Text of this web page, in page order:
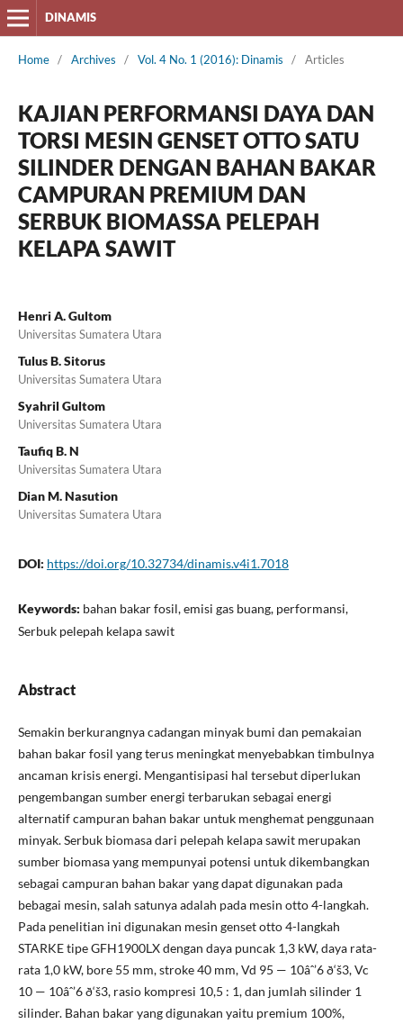
DINAMIS
Home / Archives / Vol. 4 No. 1 (2016): Dinamis / Articles
KAJIAN PERFORMANSI DAYA DAN
TORSI MESIN GENSET OTTO SATU
SILINDER DENGAN BAHAN BAKAR
CAMPURAN PREMIUM DAN
SERBUK BIOMASSA PELEPAH
KELAPA SAWIT
Henri A. Gultom
Universitas Sumatera Utara
Tulus B. Sitorus
Universitas Sumatera Utara
Syahril Gultom
Universitas Sumatera Utara
Taufiq B. N
Universitas Sumatera Utara
Dian M. Nasution
Universitas Sumatera Utara
DOI: https://doi.org/10.32734/dinamis.v4i1.7018
Keywords: bahan bakar fosil, emisi gas buang, performansi,
Serbuk pelepah kelapa sawit
Abstract
Semakin berkurangnya cadangan minyak bumi dan pemakaian
bahan bakar fosil yang terus meningkat menyebabkan timbulnya
ancaman krisis energi. Mengantisipasi hal tersebut diperlukan
pengembangan sumber energi terbarukan sebagai energi
alternatif campuran bahan bakar untuk menghemat penggunaan
minyak. Serbuk biomasa dari pelepah kelapa sawit merupakan
sumber biomasa yang mempunyai potensi untuk dikembangkan
sebagai campuran bahan bakar yang dapat digunakan pada
bebagai mesin, salah satunya adalah pada mesin otto 4-langkah.
Pada penelitian ini digunakan mesin genset otto 4-langkah
STARKE tipe GFH1900LX dengan daya puncak 1,3 kW, daya rata-
rata 1,0 kW, bore 55 mm, stroke 40 mm, Vd 95 — 10âˆ’6 ð‘š3, Vc
10 — 10âˆ’6 ð‘š3, rasio kompresi 10,5 : 1, dan jumlah silinder 1
silinder. Bahan bakar yang digunakan yaitu premium 100%,